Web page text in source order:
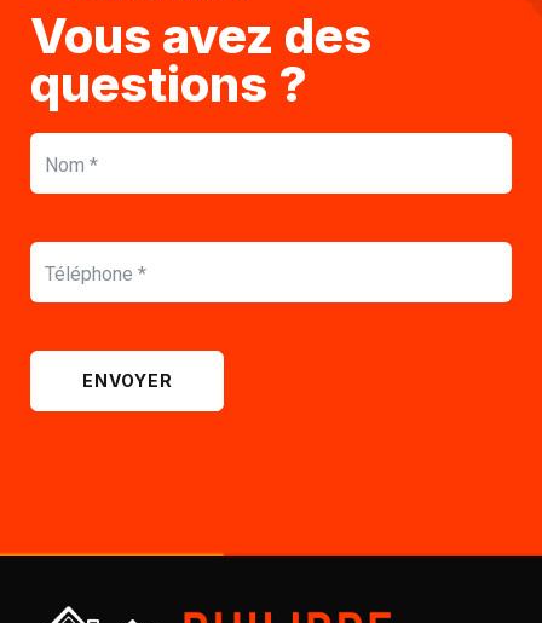
Vous avez des
questions ?
ENVOYER